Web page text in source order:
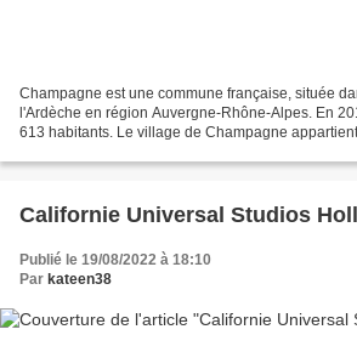
Champagne est une commune française, située
l'Ardèche en région Auvergne-Rhône-Alpes. En
613 habitants. Le village de Champagne
Californie Universal Studios
Publié le 19/08/2022 à 18:10
Par kateen38